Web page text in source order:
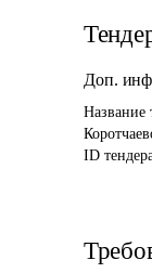
Доп.
Название
ID